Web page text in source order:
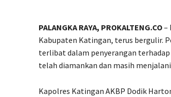
PALANGKA RAYA, PROKALTENG.CO–
Kabupaten Katingan, terus bergulir.
terlibat dalam penyerangan
telah diamankan dan masih
Kapolres Katingan AKBP Dodik